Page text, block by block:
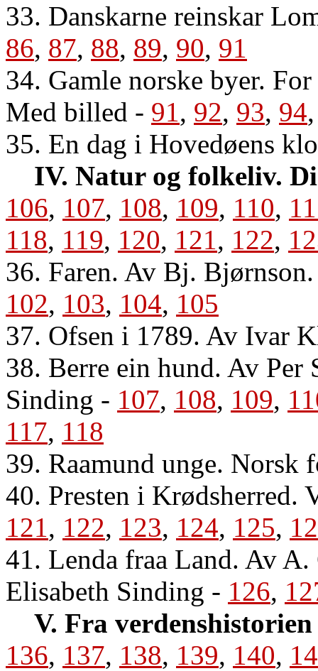
33. Danskarne reinskar
86, 87, 88, 89, 90, 91
34. Gamle norske byer.
Med billed - 91, 92, 93, 94
35. En dag i Hovedøens
IV. Natur og folkeliv.
106, 107, 108, 109, 110,
118, 119, 120, 121, 122,
36. Faren. Av Bj.
102, 103, 104, 105
37. Ofsen i 1789. Av Ivar
38. Berre ein hund. Av
Sinding - 107, 108, 109,
117, 118
39. Raamund unge. Norsk
40. Presten i Krødsherred.
121, 122, 123, 124, 125,
41. Lenda fraa Land. Av
Elisabeth Sinding - 126,
V. Fra verdenshistorien
136, 137, 138, 139, 140,